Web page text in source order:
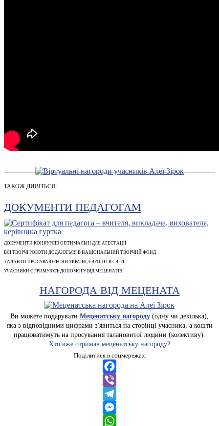
ТАКОЖ ДИВІТЬСЯ:
ДОКУМЕНТИ ПЕДАГОГАМ
ДОКУМЕНТИ КОНКУРСІВ ОПТИМАЛЬНІ ДЛЯ АТЕСТАЦІЇ
ВСІ ТВОРЧІ РОБОТИ ДОДАЮТЬСЯ В НАЦІОНАЛЬНИЙ ТВОРЧИЙ ФОНД
ТАЛАНТИ ПРОСУВАЮТЬСЯ В УКРАЇНІ, ЄВРОПІ І В СВІТІ
УЧАСНИКИ ОТРИМУЮТЬ ДОПОМОГУ ВІД МЕЦЕНАТІВ
НАГОРОДА ВІД МЕЦЕНАТА
Ви можете подарувати Меценатську нагороду (одну чи декілька),
яка з відповідними цифрами з'явиться на сторінці учасника, а кошти
працюватимуть на просування талановитої людини (колективу).
Хто вже отримав меценатську нагороду?
Поділитися в соцмережах:
Facebook
Viber
Telegram
Messenger